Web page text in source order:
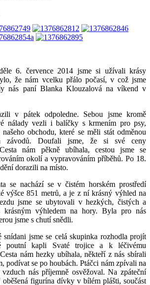
6. července 2014 jsme si užívali krásy
že nám vcelku přálo počasí, v což jsme
nás paní Blanka Klouzalová na víkend v
v pátek odpoledne. Sebou jsme kromě
nálady vezli i balíčky s krmením pro psy,
obchodu, které se měli stát odměnou
závodů. Doufali jsme, že si své ceny
nám pěkně ubíhala, cestou jsme se
okolí a vypravová­ním příběhů. Po 18.
dorazili na místo.
se nachází se v čistém horském prostředí
výšce 851 metrů, a je z ní krásný výhled na
jsme se ubytovali v hezkých, čistých a
krásným výhledem na hory. Byla pro nás
jsme s chutí snědli.
jsme se celá skupinka rozhodla projít
poutní kapli Svaté trojice a k léčivému
nám hezky ubíhala, někteří z nás sbírali
podívat se po houbách. Ptáčci nám zpívali na
nás příjemně osvěžoval. Na zpáteční
oběšená figurína dívky v bílém plášti, součást